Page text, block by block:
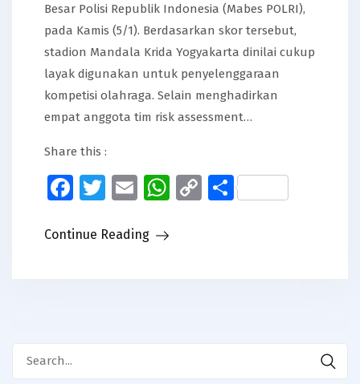
Besar Polisi Republik Indonesia (Mabes POLRI),
pada Kamis (5/1). Berdasarkan skor tersebut,
stadion Mandala Krida Yogyakarta dinilai cukup
layak digunakan untuk penyelenggaraan
kompetisi olahraga. Selain menghadirkan
empat anggota tim risk assessment…
Share this :
Facebook
Twitter
EmailWhatsApp
CopyShare
Continue Reading